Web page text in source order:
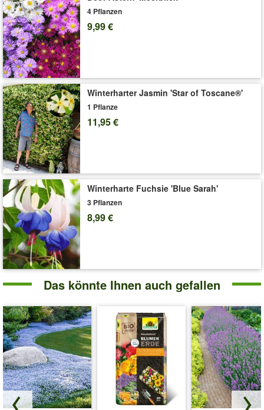
von Mai bis Oktober. Die mehrjährigen Sommerblumen können
frostfrei überwintert werden, lieben einen sonnigen bis
halbschattigen, warmen Standort. (Pelargonium zonale)
Art.-Nr.:4902
Liefergröße:10,5 cm Topf
'Geranien'
Pflege-Tipps
4 Pflanzen
9,99 €
Winterharter Jasmin 'Star of Toscane®'
1 Pflanze
11,95 €
Winterharte Fuchsie 'Blue Sarah'
3 Pflanzen
8,99 €
Das könnte Ihnen auch gefallen